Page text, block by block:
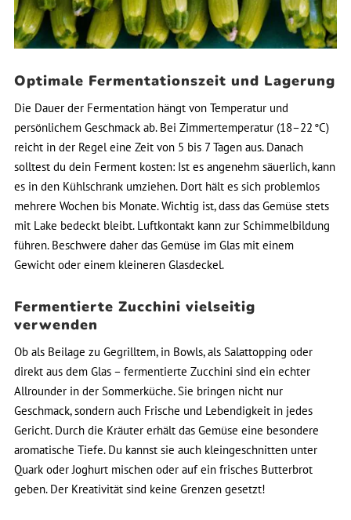
Optimale Fermentationszeit und Lagerung
Die Dauer der Fermentation hängt von Temperatur und
persönlichem Geschmack ab. Bei Zimmertemperatur (18–22 °C)
reicht in der Regel eine Zeit von 5 bis 7 Tagen aus. Danach
solltest du dein Ferment kosten: Ist es angenehm säuerlich, kann
es in den Kühlschrank umziehen. Dort hält es sich problemlos
mehrere Wochen bis Monate. Wichtig ist, dass das Gemüse stets
mit Lake bedeckt bleibt. Luftkontakt kann zur Schimmelbildung
führen. Beschwere daher das Gemüse im Glas mit einem
Gewicht oder einem kleineren Glasdeckel.
Fermentierte Zucchini vielseitig
verwenden
Ob als Beilage zu Gegrilltem, in Bowls, als Salattopping oder
direkt aus dem Glas – fermentierte Zucchini sind ein echter
Allrounder in der Sommerküche. Sie bringen nicht nur
Geschmack, sondern auch Frische und Lebendigkeit in jedes
Gericht. Durch die Kräuter erhält das Gemüse eine besondere
aromatische Tiefe. Du kannst sie auch kleingeschnitten unter
Quark oder Joghurt mischen oder auf ein frisches Butterbrot
geben. Der Kreativität sind keine Grenzen gesetzt!